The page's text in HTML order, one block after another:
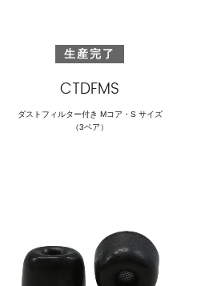
生産完了
CTDFMS
ダストフィルター付き Mコア・S サイズ
（3ペア）